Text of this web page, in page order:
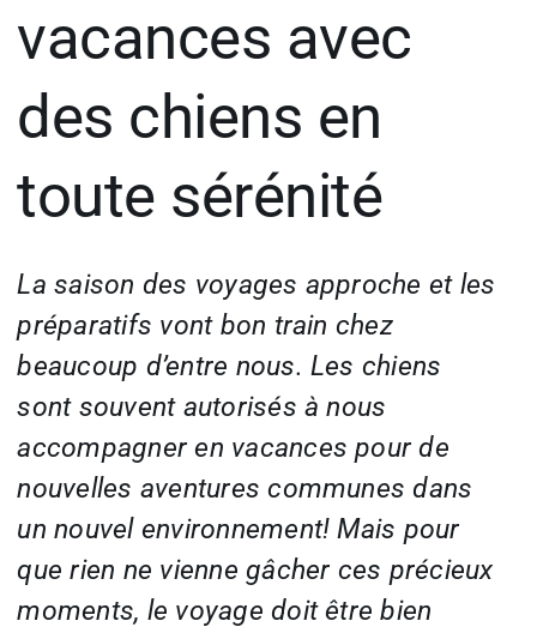
vacances avec
des chiens en
toute sérénité
La saison des voyages approche et les
préparatifs vont bon train chez
beaucoup d’entre nous. Les chiens
sont souvent autorisés à nous
accompagner en vacances pour de
nouvelles aventures communes dans
un nouvel environnement! Mais pour
que rien ne vienne gâcher ces précieux
moments, le voyage doit être bien